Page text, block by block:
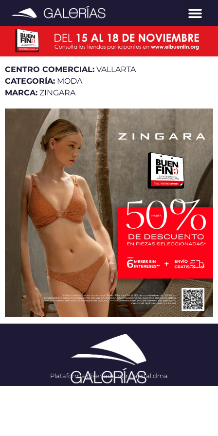
CENTRO COMERCIAL: VALLARTA
CATEGORÍA: MODA
MARCA: ZINGARA
Plataforma diseñada por Capital.dma